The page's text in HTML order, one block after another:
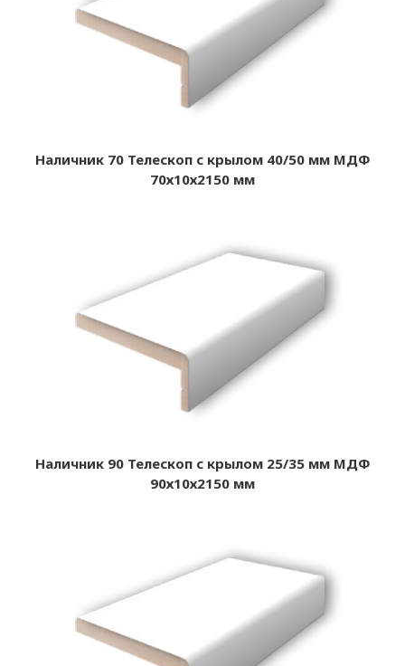
Наличник 70 Телескоп с крылом 40/50 мм МДФ
70х10х2150 мм
Наличник 90 Телескоп с крылом 25/35 мм МДФ
90х10х2150 мм